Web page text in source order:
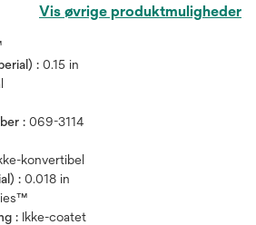
Vis øvrige produktmuligheder
: 0.15 in
: 069-3114
konvertibel
: 0.018 in
: Ikke-coatet